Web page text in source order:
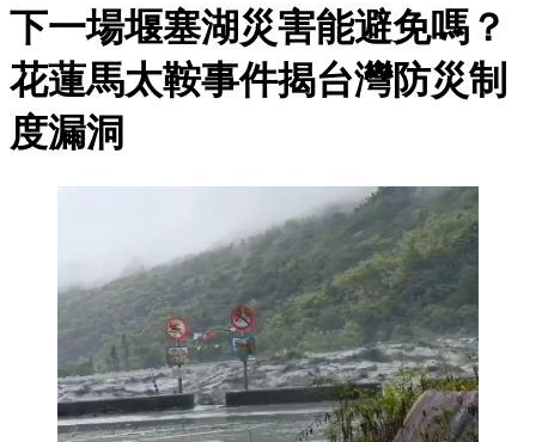
下一場堰塞湖災害能避免嗎？
花蓮馬太鞍事件揭台灣防災制
度漏洞